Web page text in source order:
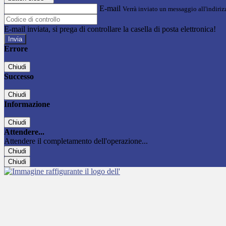
E-mail Verrà inviato un messaggio
E-mail inviata, si prega di controllare la casella di posta elettronica!
Errore
Chiudi
Successo
Chiudi
Informazione
Chiudi
Attendere...
Attendere il completamento dell'operazione...
Chiudi
Chiudi